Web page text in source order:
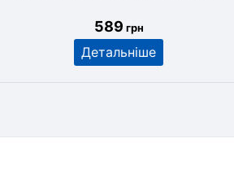
589 грн
Детальніше